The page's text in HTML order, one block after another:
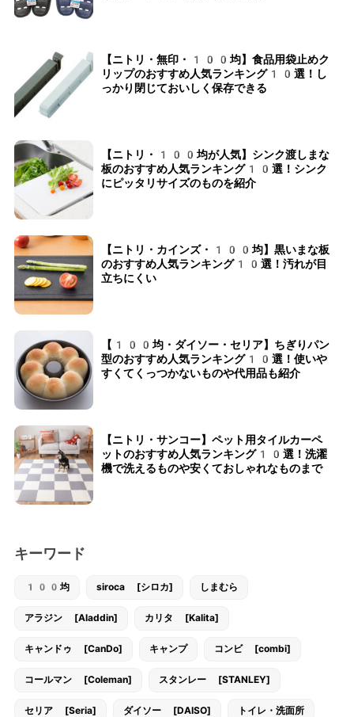
【ニトリ・無印・100均】食品用袋止めク
リップのおすすめ人気ランキング10選！し
っかり閉じておいしく保存できる
【ニトリ・100均が人気】シンク渡しまな
板のおすすめ人気ランキング10選！シンク
にピッタリサイズのものを紹介
【ニトリ・カインズ・100均】黒いまな板
のおすすめ人気ランキング10選！汚れが目
立ちにくい
【100均・ダイソー・セリア】ちぎりパン
型のおすすめ人気ランキング10選！使いや
すくてくっつかないものや代用品も紹介
【ニトリ・サンコー】ペット用タイルカーペ
ットのおすすめ人気ランキング10選！洗濯
機で洗えるものや安くておしゃれなものまで
キーワード
100均 siroca [シロカ] しまむら
アラジン [Aladdin] カリタ [Kalita]
キャンドゥ [CanDo] キャンプ コンビ [combi]
コールマン [Coleman] スタンレー [STANLEY]
セリア [Seria] ダイソー [DAISO] トイレ・洗面所